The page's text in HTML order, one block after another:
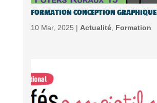
FORMATION CONCEPTION GRAPHIQUE
10 Mar, 2025 | Actualité, Formation